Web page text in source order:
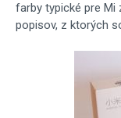
farby typické pre Mi
popisov, z ktorých